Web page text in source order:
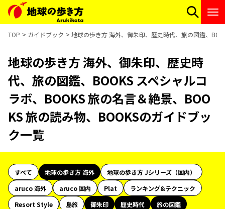
TOP ガイドブック 地球の歩き方 海外、御朱印、歴史時代、旅の図鑑、
地球の歩き方 海外、御朱印、歴史時
代、旅の図鑑、BOOKS スペシャルコ
ラボ、BOOKS 旅の名言＆絶景、BOO
KS 旅の読み物、BOOKSのガイドブッ
ク一覧
すべて 地球の歩き方 海外
地球の歩き方 Jシリーズ（国内）
aruco 海外
aruco 国内 Plat
ランキング&テクニック
Resort Style
島旅 御朱印 歴史時代
旅の図鑑